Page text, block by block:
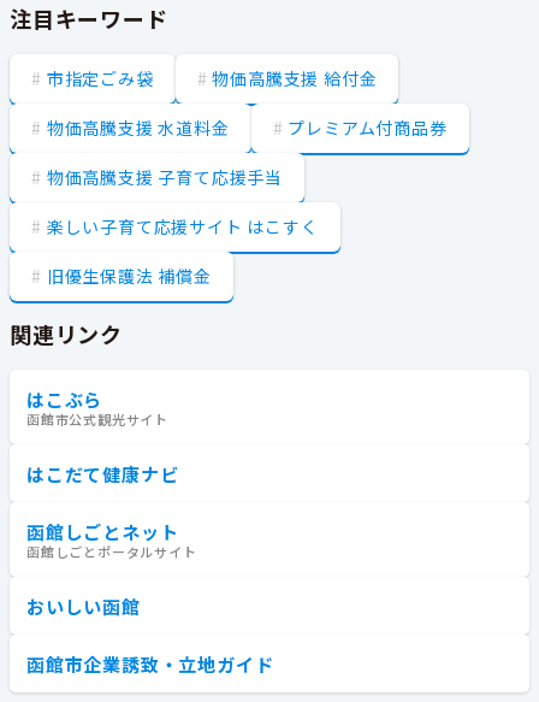
注目キーワード
市指定ごみ袋 物価高騰支援 給付金
物価高騰支援 水道料金 プレミアム付商品券
物価高騰支援 子育て応援手当
楽しい子育て応援サイト はこすく
旧優生保護法 補償金
関連リンク
はこぶら
函館市公式観光サイト
はこだて健康ナビ
函館しごとネット
函館しごとポータルサイト
おいしい函館
函館市企業誘致・立地ガイド